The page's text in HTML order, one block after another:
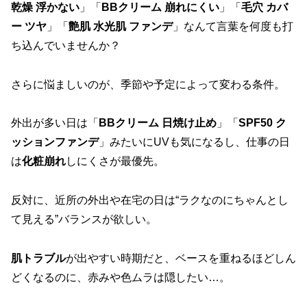
乾燥 浮かない 」「 BBクリーム 崩れにくい 」「 毛穴 カバ
ー ツヤ 」「 艶肌 水光肌 ファンデ」なんて言葉を何度も打
ち込んでいませんか？
さらに悩ましいのが、季節や予定によって変わる条件。
外出が多い日は「 BBクリーム 日焼け止め 」「 SPF50 ク
ッションファンデ」みたいにUVも気になるし、仕事の日
は化粧崩れしにくさが最優先。
反対に、近所の外出や在宅の日は“ラクなのにちゃんとし
て見える”バランスが欲しい。
肌トラブルが出やすい時期だと、ベースを重ねるほどしん
どくなるのに、赤みや色ムラは隠したい…。